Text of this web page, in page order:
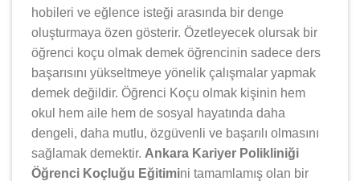
hobileri ve eğlence isteği arasında bir denge
oluşturmaya özen gösterir. Özetleyecek olursak bir
öğrenci koçu olmak demek öğrencinin sadece ders
başarısını yükseltmeye yönelik çalışmalar yapmak
demek değildir. Öğrenci Koçu olmak kişinin hem
okul hem aile hem de sosyal hayatında daha
dengeli, daha mutlu, özgüvenli ve başarılı olmasını
sağlamak demektir. Ankara Kariyer Polikliniği
Öğrenci Koçluğu Eğitimini tamamlamış olan bir